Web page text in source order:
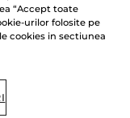
ecologică
“Accept toate
urilor folosite pe
cookies in sectiunea